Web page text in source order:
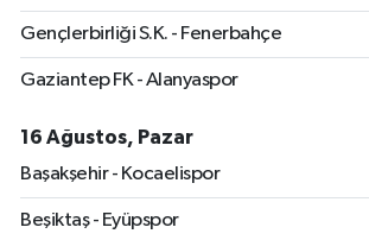
Gençlerbirliği S.K. - Fenerbahçe
Gaziantep FK - Alanyaspor
16 Ağustos, Pazar
Başakşehir - Kocaelispor
Beşiktaş - Eyüpspor